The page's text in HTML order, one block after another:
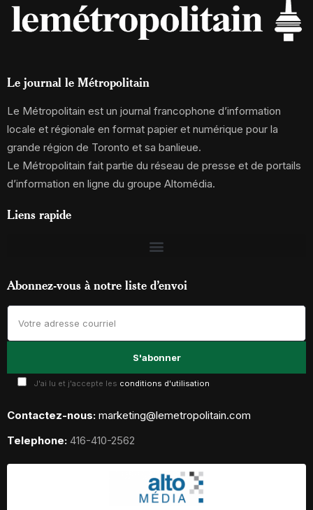
Le journal le Métropolitain
Le Métropolitain est un journal francophone d’information
locale et régionale en format papier et numérique pour la
grande région de Toronto et sa banlieue.
Le Métropolitain fait partie du réseau de presse et de portails
d’information en ligne du groupe Altomédia.
Liens rapide
Abonnez-vous à notre liste d’envoi
J'ai lu et j'accepte les conditions d'utilisation
Contactez-nous: marketing@lemetropolitain.com
Telephone: 416-410-2562